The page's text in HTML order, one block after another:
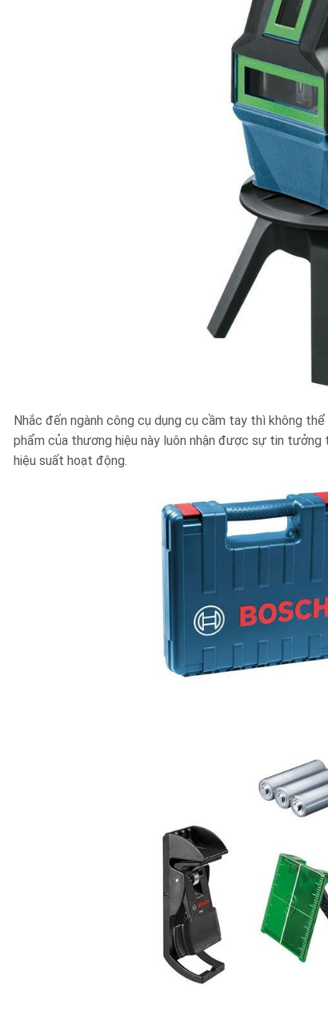
Nhắc đến ngành công cụ dụng cụ cầm tay thì không
phẩm của thương hiệu này luôn nhận được sự tin
hiệu suất hoạt động.